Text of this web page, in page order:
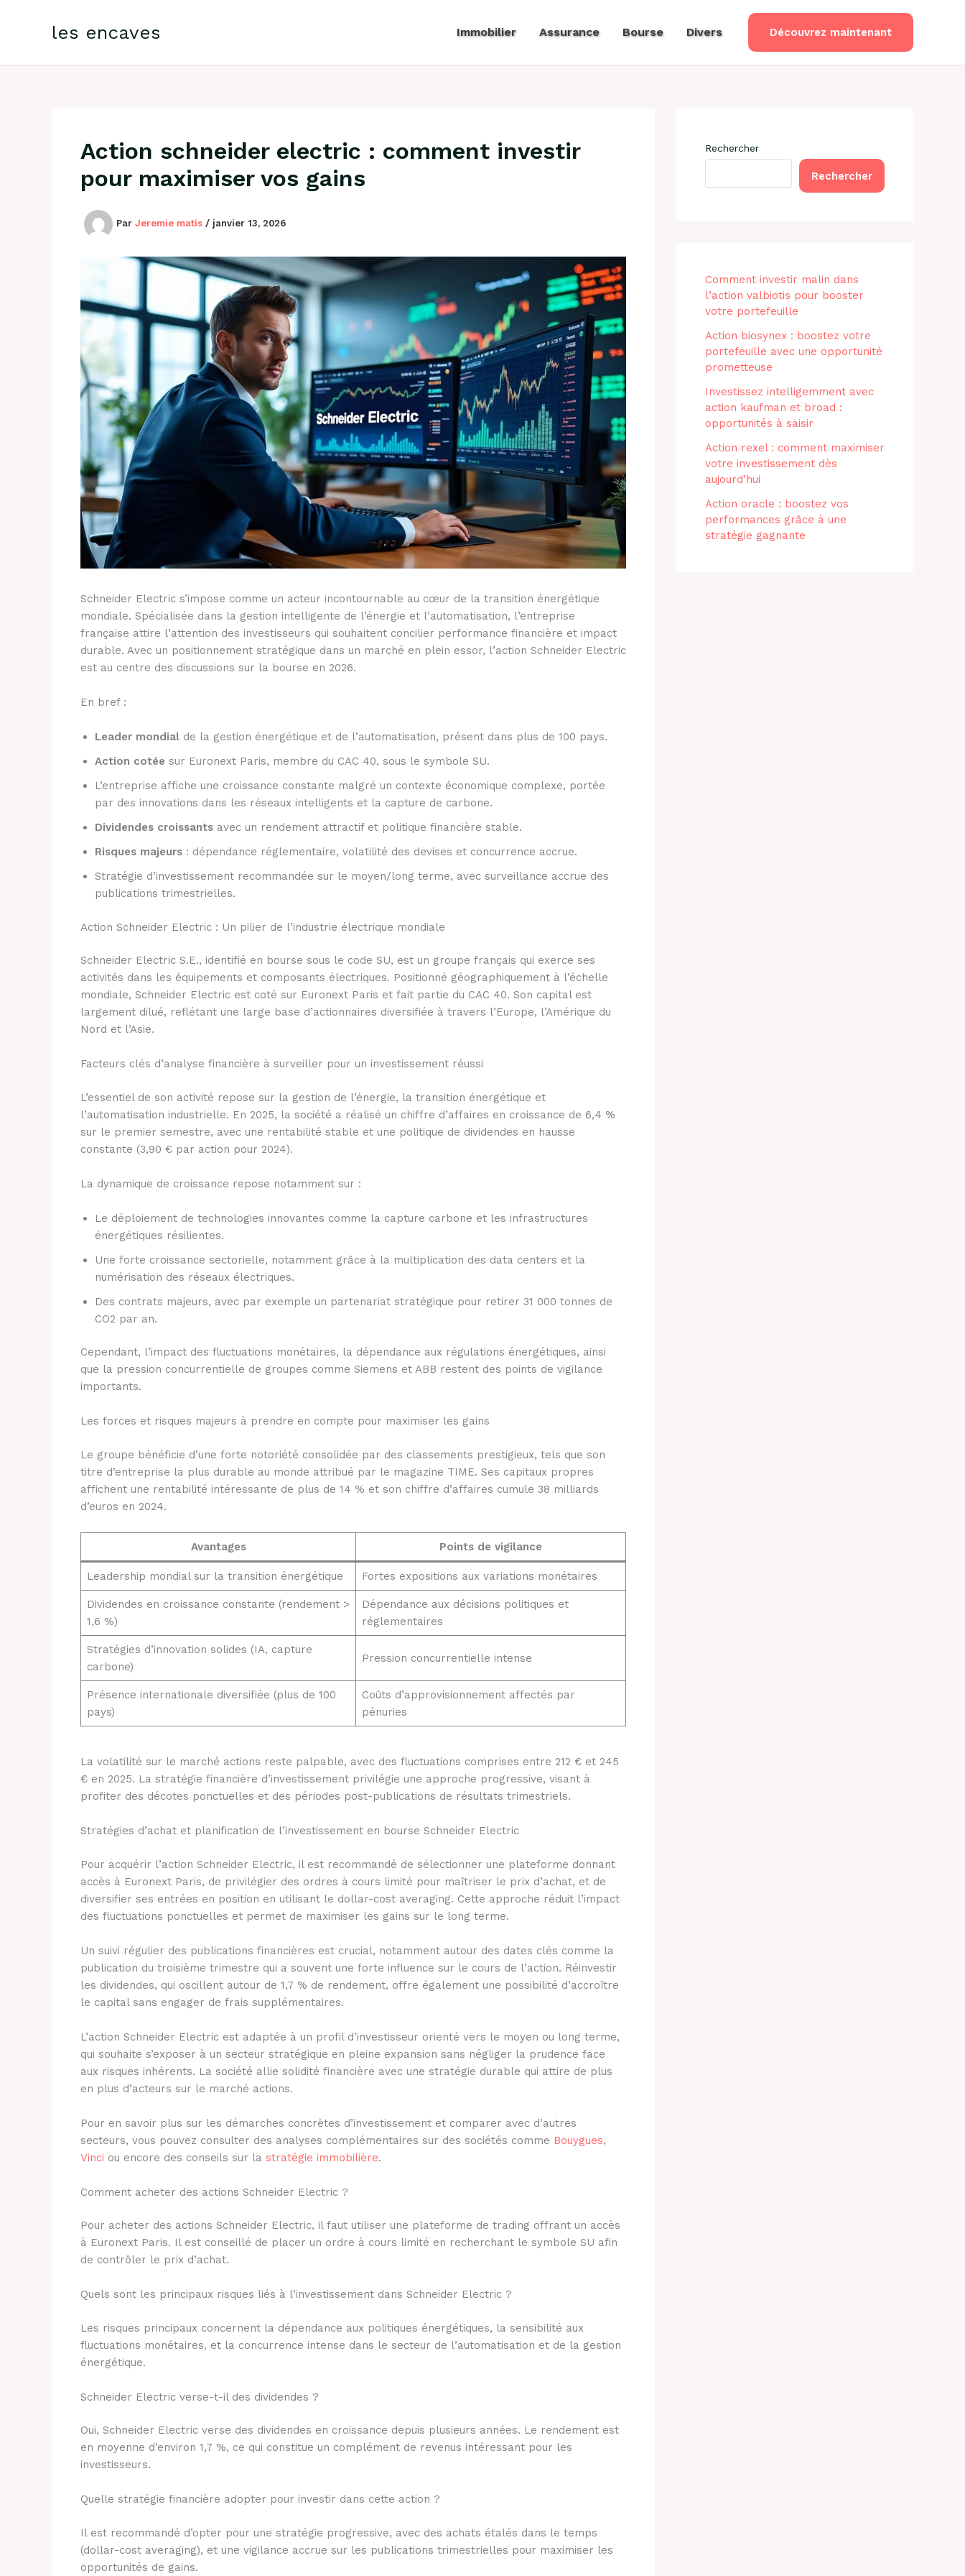
les encaves Immobilier Assurance Bourse Divers Découvrez maintenant
Action schneider electric : comment investir
pour maximiser vos gains
Par Jeremie matis / janvier 13, 2026
Schneider Electric s’impose comme un acteur incontournable au cœur de la transition énergétique
mondiale. Spécialisée dans la gestion intelligente de l’énergie et l’automatisation, l’entreprise
française attire l’attention des investisseurs qui souhaitent concilier performance financière et impact
durable. Avec un positionnement stratégique dans un marché en plein essor, l’action Schneider Electric
est au centre des discussions sur la bourse en 2026.
En bref :
Leader mondial de la gestion énergétique et de l’automatisation, présent dans plus de 100 pays.
Action cotée sur Euronext Paris, membre du CAC 40, sous le symbole SU.
L’entreprise affiche une croissance constante malgré un contexte économique complexe, portée
par des innovations dans les réseaux intelligents et la capture de carbone.
Dividendes croissants avec un rendement attractif et politique financière stable.
Risques majeurs : dépendance réglementaire, volatilité des devises et concurrence accrue.
Stratégie d’investissement recommandée sur le moyen/long terme, avec surveillance accrue des
publications trimestrielles.
Action Schneider Electric : Un pilier de l’industrie électrique mondiale
Schneider Electric S.E., identifié en bourse sous le code SU, est un groupe français qui exerce ses
activités dans les équipements et composants électriques. Positionné géographiquement à l’échelle
mondiale, Schneider Electric est coté sur Euronext Paris et fait partie du CAC 40. Son capital est
largement dilué, reflétant une large base d’actionnaires diversifiée à travers l’Europe, l’Amérique du
Nord et l’Asie.
Facteurs clés d’analyse financière à surveiller pour un investissement réussi
L’essentiel de son activité repose sur la gestion de l’énergie, la transition énergétique et
l’automatisation industrielle. En 2025, la société a réalisé un chiffre d’affaires en croissance de 6,4 %
sur le premier semestre, avec une rentabilité stable et une politique de dividendes en hausse
constante (3,90 € par action pour 2024).
La dynamique de croissance repose notamment sur :
Le déploiement de technologies innovantes comme la capture carbone et les infrastructures
énergétiques résilientes.
Une forte croissance sectorielle, notamment grâce à la multiplication des data centers et la
numérisation des réseaux électriques.
Des contrats majeurs, avec par exemple un partenariat stratégique pour retirer 31 000 tonnes de
CO2 par an.
Cependant, l’impact des fluctuations monétaires, la dépendance aux régulations énergétiques, ainsi
que la pression concurrentielle de groupes comme Siemens et ABB restent des points de vigilance
importants.
Les forces et risques majeurs à prendre en compte pour maximiser les gains
Le groupe bénéficie d’une forte notoriété consolidée par des classements prestigieux, tels que son
titre d’entreprise la plus durable au monde attribué par le magazine TIME. Ses capitaux propres
affichent une rentabilité intéressante de plus de 14 % et son chiffre d’affaires cumule 38 milliards
d’euros en 2024.
Avantages Points de vigilance
Leadership mondial sur la transition énergétique Fortes expositions aux variations monétaires
Dividendes en croissance constante (rendement >
1,6 %)
Dépendance aux décisions politiques et
réglementaires
Stratégies d’innovation solides (IA, capture
carbone)
Pression concurrentielle intense
Présence internationale diversifiée (plus de 100
pays)
Coûts d’approvisionnement affectés par
pénuries
La volatilité sur le marché actions reste palpable, avec des fluctuations comprises entre 212 € et 245
€ en 2025. La stratégie financière d’investissement privilégie une approche progressive, visant à
profiter des décotes ponctuelles et des périodes post-publications de résultats trimestriels.
Stratégies d’achat et planification de l’investissement en bourse Schneider Electric
Pour acquérir l’action Schneider Electric, il est recommandé de sélectionner une plateforme donnant
accès à Euronext Paris, de privilégier des ordres à cours limité pour maîtriser le prix d’achat, et de
diversifier ses entrées en position en utilisant le dollar-cost averaging. Cette approche réduit l’impact
des fluctuations ponctuelles et permet de maximiser les gains sur le long terme.
Un suivi régulier des publications financières est crucial, notamment autour des dates clés comme la
publication du troisième trimestre qui a souvent une forte influence sur le cours de l’action. Réinvestir
les dividendes, qui oscillent autour de 1,7 % de rendement, offre également une possibilité d’accroître
le capital sans engager de frais supplémentaires.
L’action Schneider Electric est adaptée à un profil d’investisseur orienté vers le moyen ou long terme,
qui souhaite s’exposer à un secteur stratégique en pleine expansion sans négliger la prudence face
aux risques inhérents. La société allie solidité financière avec une stratégie durable qui attire de plus
en plus d’acteurs sur le marché actions.
Pour en savoir plus sur les démarches concrètes d’investissement et comparer avec d’autres
secteurs, vous pouvez consulter des analyses complémentaires sur des sociétés comme Bouygues,
Vinci ou encore des conseils sur la stratégie immobilière.
Comment acheter des actions Schneider Electric ?
Pour acheter des actions Schneider Electric, il faut utiliser une plateforme de trading offrant un accès
à Euronext Paris. Il est conseillé de placer un ordre à cours limité en recherchant le symbole SU afin
de contrôler le prix d’achat.
Quels sont les principaux risques liés à l’investissement dans Schneider Electric ?
Les risques principaux concernent la dépendance aux politiques énergétiques, la sensibilité aux
fluctuations monétaires, et la concurrence intense dans le secteur de l’automatisation et de la gestion
énergétique.
Schneider Electric verse-t-il des dividendes ?
Oui, Schneider Electric verse des dividendes en croissance depuis plusieurs années. Le rendement est
en moyenne d’environ 1,7 %, ce qui constitue un complément de revenus intéressant pour les
investisseurs.
Quelle stratégie financière adopter pour investir dans cette action ?
Il est recommandé d’opter pour une stratégie progressive, avec des achats étalés dans le temps
(dollar-cost averaging), et une vigilance accrue sur les publications trimestrielles pour maximiser les
opportunités de gains.
Rechercher
Rechercher
Comment investir malin dans
l’action valbiotis pour booster
votre portefeuille
Action biosynex : boostez votre
portefeuille avec une opportunité
prometteuse
Investissez intelligemment avec
action kaufman et broad :
opportunités à saisir
Action rexel : comment maximiser
votre investissement dès
aujourd’hui
Action oracle : boostez vos
performances grâce à une
stratégie gagnante